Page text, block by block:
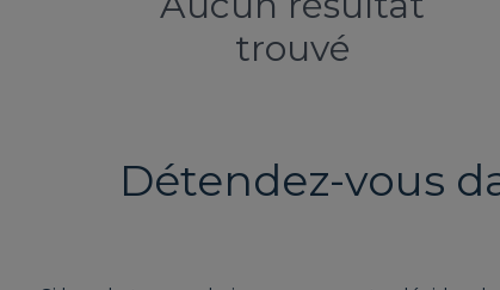
trouvé
Détendez-vous